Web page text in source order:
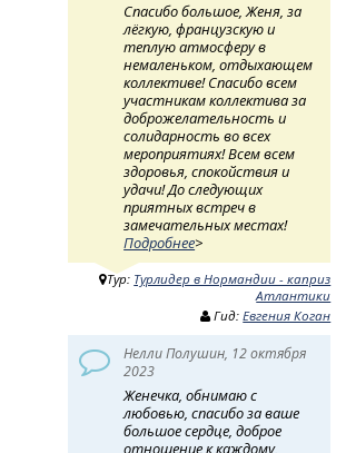
Спасибо большое, Женя, за
лёгкую, французскую и
теплую атмосферу в
немаленьком, отдыхающем
коллективе! Спасибо всем
участникам коллектива за
доброжелательность и
солидарность во всех
мероприятиях! Всем всем
здоровья, спокойствия и
удачи! До следующих
приятных встреч в
замечательных местах!
Подробнее>
Тур: Турлидер в Нормандии - каприз
Атлантики
Гид:Евгения Коган
Нелли Полушин, 12 октября
2023
Женечка, обнимаю с
любовью, спасибо за ваше
большое сердце, доброе
отношение к каждому,